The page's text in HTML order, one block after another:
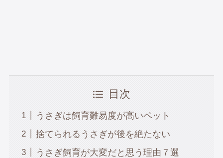
目次
うさぎは飼育難易度が高いペット
捨てられるうさぎが後を絶たない
うさぎ飼育が大変だと思う理由７選